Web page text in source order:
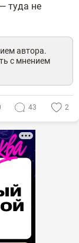
туда не
автора.
с мнением
43 2